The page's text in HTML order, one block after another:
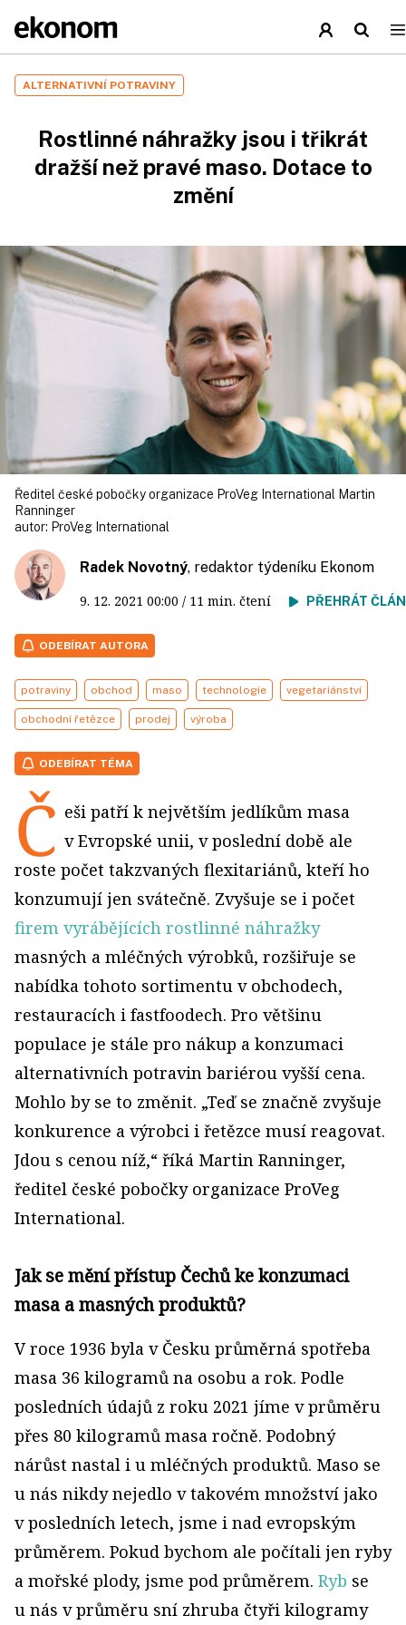
ALTERNATIVNÍ POTRAVINY
Rostlinné náhražky jsou i třikrát
dražší než pravé maso. Dotace to
změní
Ředitel české pobočky organizace ProVeg International Martin
Ranninger
autor: ProVeg International
Radek Novotný, redaktor týdeníku Ekonom
9. 12. 2021 00:00 / 11 min. čtení PŘEHRÁT
ODEBÍRAT AUTORA
potraviny obchod maso technologie vegetariánství
obchodní řetězce prodej výroba
ODEBÍRAT TÉMA
Č eši patří k největším jedlíkům masa
v Evropské unii, v poslední době ale
roste počet takzvaných flexitariánů, kteří ho
konzumují jen svátečně. Zvyšuje se i počet
firem vyrábějících rostlinné náhražky
masných a mléčných výrobků, rozšiřuje se
nabídka tohoto sortimentu v obchodech,
restauracích i fastfoodech. Pro většinu
populace je stále pro nákup a konzumaci
alternativních potravin bariérou vyšší cena.
Mohlo by se to změnit. „Teď se značně zvyšuje
konkurence a výrobci i řetězce musí reagovat.
Jdou s cenou níž,“ říká Martin Ranninger,
ředitel české pobočky organizace ProVeg
International.
Jak se mění přístup Čechů ke konzumaci
masa a masných produktů?
V roce 1936 byla v Česku průměrná spotřeba
masa 36 kilogramů na osobu a rok. Podle
posledních údajů z roku 2021 jíme v průměru
přes 80 kilogramů masa ročně. Podobný
nárůst nastal i u mléčných produktů. Maso se
u nás nikdy nejedlo v takovém množství jako
v posledních letech, jsme i nad evropským
průměrem. Pokud bychom ale počítali jen ryby
a mořské plody, jsme pod průměrem. Ryb se
u nás v průměru sní zhruba čtyři kilogramy